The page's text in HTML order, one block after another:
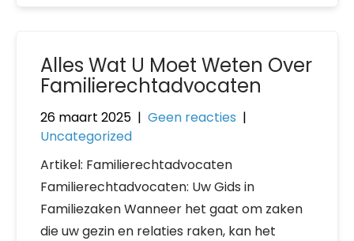
Alles Wat U Moet Weten Over
Familierechtadvocaten
26 maart 2025 | Geen reacties |
Uncategorized
Artikel: Familierechtadvocaten
Familierechtadvocaten: Uw Gids in
Familiezaken Wanneer het gaat om zaken
die uw gezin en relaties raken, kan het